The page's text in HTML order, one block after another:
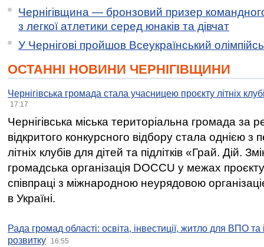
Чернігівщина — бронзовий призер
з легкої атлетики серед юнаків та дівчат
У Чернігові пройшов Всеукраїнський
ОСТАННІ НОВИНИ ЧЕРНІГІВЩИНИ
Чернігівська громада стала учасницею проєкту літніх
17:17
Чернігівська міська територіальна громада за
відкритого конкурсного відбору стала однією
літніх клубів для дітей та підлітків «Грай. Дій.
громадська організація DOCCU у межах
співпраці з міжнародною неурядовою
в Україні.
Рада громад області: освіта, інвестиції, житло для ВПО
розвитку
16:55